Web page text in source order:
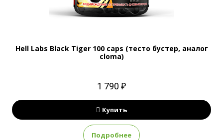
Hell Labs Black Tiger 100 caps (тесто бустер, аналог
cloma)
1 790 ₽
Купить
Подробнее